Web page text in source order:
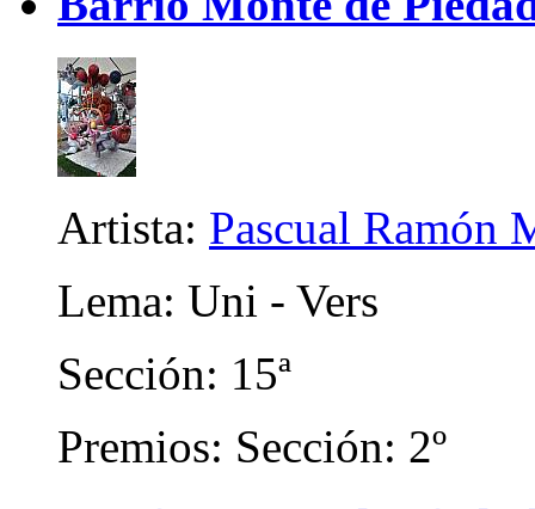
Artista: Pascual Ramón
Lema: Uni - Vers
Sección: 15ª
Premios: Sección: 2º